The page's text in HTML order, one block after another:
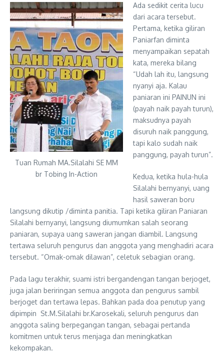
Tuan Rumah MA.Silalahi SE MM
br Tobing In-Action
Ada sedikit cerita lucu
dari acara tersebut.
Pertama, ketika giliran
Paniarfan diminta
menyampaikan sepatah
kata, mereka bilang
“Udah lah itu, langsung
nyanyi aja. Kalau
paniaran ini PAINUN ini
(payah naik payah turun),
maksudnya payah
disuruh naik panggung,
tapi kalo sudah naik
panggung, payah turun”.
Kedua, ketika hula-hula
Silalahi bernyanyi, uang
hasil saweran boru
langsung dikutip /diminta panitia. Tapi ketika giliran Paniaran
Silalahi bernyanyi, langsung diumumkan salah seorang
paniaran, supaya uang saweran jangan diambil. Langsung
tertawa seluruh pengurus dan anggota yang menghadiri acara
tersebut. “Omak-omak dilawan”, celetuk sebagian orang.
Pada lagu terakhir, suami istri bergandengan tangan berjoget,
juga jalan beriringan semua anggota dan pengurus sambil
berjoget dan tertawa lepas. Bahkan pada doa penutup yang
dipimpin St.M.Silalahi br.Karosekali, seluruh pengurus dan
anggota saling berpegangan tangan, sebagai pertanda
komitmen untuk terus menjaga dan meningkatkan
kekompakan.